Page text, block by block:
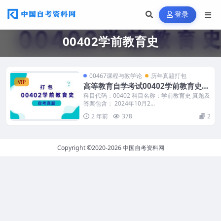
登录
00402学前教育史
VIP
00467课程与教学论 历年真题打包
高等教育自学考试00402学前教育史历
年真题及答案
科目代码：00402 科目名称：学前教育史 真题及
答案包含： 2024年10月2...
2 年前
378 2
Copyright ©2020-2026中国自考资料网